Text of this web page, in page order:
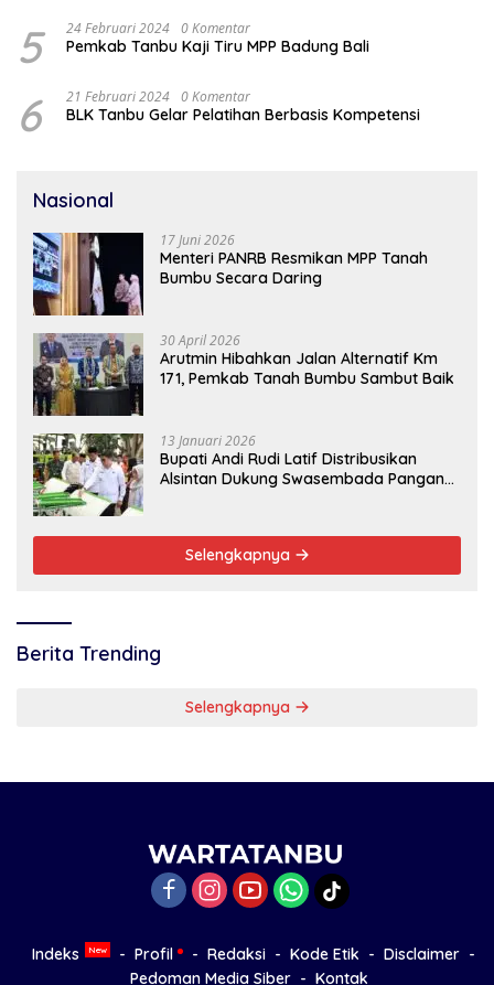
5 24 Februari 2024 0 Komentar
Pemkab Tanbu Kaji Tiru MPP Badung Bali
6 21 Februari 2024 0 Komentar
BLK Tanbu Gelar Pelatihan Berbasis Kompetensi
Nasional
17 Juni 2026
Menteri PANRB Resmikan MPP Tanah
Bumbu Secara Daring
30 April 2026
Arutmin Hibahkan Jalan Alternatif Km
171, Pemkab Tanah Bumbu Sambut Baik
13 Januari 2026
Bupati Andi Rudi Latif Distribusikan
Alsintan Dukung Swasembada Pangan
Selengkapnya
Berita Trending
Selengkapnya
Indeks Profil Redaksi Kode Etik
Disclaimer
Pedoman Media Siber
Kontak